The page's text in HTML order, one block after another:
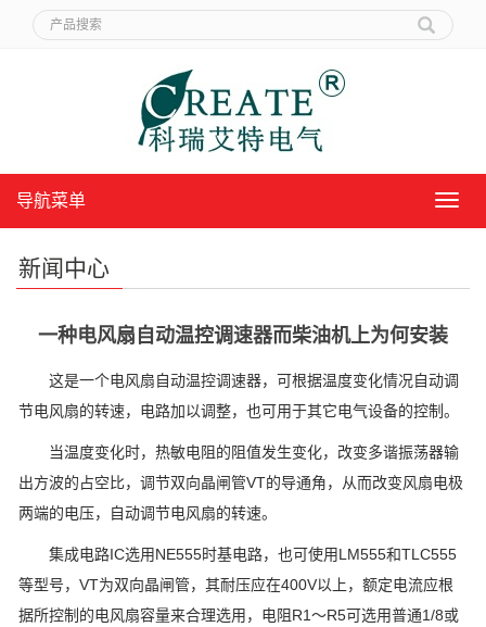
导
导航菜单
新闻中心
一种电风扇自动温控调速器而柴油机上为何安装
这是一个电风扇自动温控调速器，可根据温度变化情况自动调
节电风扇的转速，电路加以调整，也可用于其它电气设备的控制。
当温度变化时，热敏电阻的阻值发生变化，改变多谐振荡器输
出方波的占空比，调节双向晶闸管VT的导通角，从而改变风扇电极
两端的电压，自动调节电风扇的转速。
集成电路IC选用NE555时基电路，也可使用LM555和TLC555
等型号，VT为双向晶闸管，其耐压应在400V以上，额定电流应根
据所控制的电风扇容量来合理选用，电阻R1～R5可选用普通1/8或